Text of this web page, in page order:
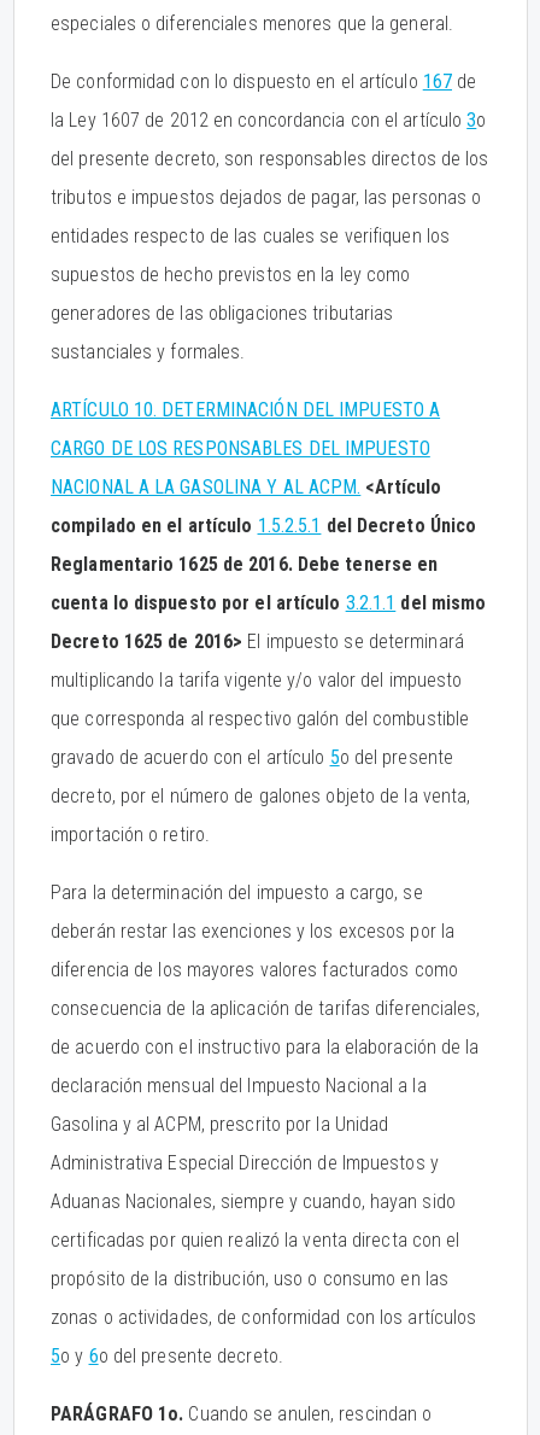
especiales o diferenciales menores que la general.
De conformidad con lo dispuesto en el artículo 167 de
la Ley 1607 de 2012 en concordancia con el artículo3o
del presente decreto, son responsables directos de los
tributos e impuestos dejados de pagar, las personas o
entidades respecto de las cuales se verifiquen los
supuestos de hecho previstos en la ley como
generadores de las obligaciones tributarias
sustanciales y formales.
ARTÍCULO 10. DETERMINACIÓN DEL IMPUESTO A
CARGO DE LOS RESPONSABLES DEL IMPUESTO
NACIONAL A LA GASOLINA Y AL ACPM. <Artículo
compilado en el artículo 1.5.2.5.1 del Decreto Único
Reglamentario 1625 de 2016. Debe tenerse en
cuenta lo dispuesto por el artículo 3.2.1.1 del mismo
Decreto 1625 de 2016> El impuesto se determinará
multiplicando la tarifa vigente y/o valor del impuesto
que corresponda al respectivo galón del combustible
gravado de acuerdo con el artículo 5o del presente
decreto, por el número de galones objeto de la venta,
importación o retiro.
Para la determinación del impuesto a cargo, se
deberán restar las exenciones y los excesos por la
diferencia de los mayores valores facturados como
consecuencia de la aplicación de tarifas diferenciales,
de acuerdo con el instructivo para la elaboración de la
declaración mensual del Impuesto Nacional a la
Gasolina y al ACPM, prescrito por la Unidad
Administrativa Especial Dirección de Impuestos y
Aduanas Nacionales, siempre y cuando, hayan sido
certificadas por quien realizó la venta directa con el
propósito de la distribución, uso o consumo en las
zonas o actividades, de conformidad con los artículos
5o y 6o del presente decreto.
PARÁGRAFO 1o. Cuando se anulen, rescindan o